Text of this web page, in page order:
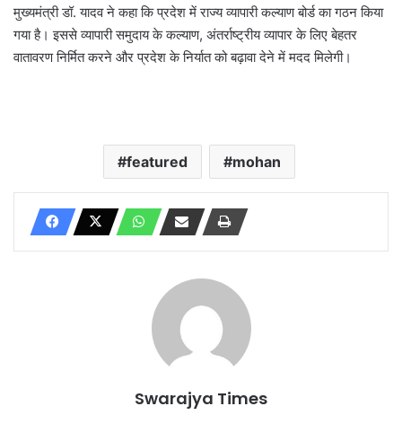
मुख्यमंत्री डॉ. यादव ने कहा कि प्रदेश में राज्य व्यापारी कल्याण बोर्ड का गठन किया
गया है। इससे व्यापारी समुदाय के कल्याण, अंतर्राष्ट्रीय व्यापार के लिए बेहतर
वातावरण निर्मित करने और प्रदेश के निर्यात को बढ़ावा देने में मदद मिलेगी।
featured mohan
Swarajya Times